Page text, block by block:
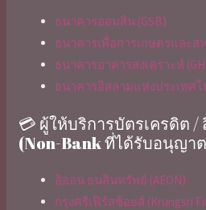
ธนาคารออมสิน (GSB)
ธนาคารเพื่อการเกษตรและส
ธนาคารอาคารสงเคราะห์
ธนาคารอิสลามแห่งประเทศไ
💳 ผู้ให้บริการบัตรเครดิต
(Non-Bank ที่ได้รับอนุญา
อิออน ธนสินทรัพย์ (AEON)
กรุงศรีเฟิร์สช้อยส์ (Krungsri